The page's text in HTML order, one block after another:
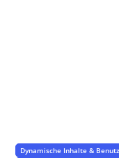
Dynamische Inhalte &